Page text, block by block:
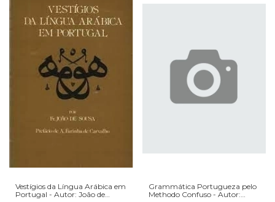
Vestígios da Língua Arábica em
Portugal - Autor: João de
Grammática Portugueza pelo
Methodo Confuso - Autor: